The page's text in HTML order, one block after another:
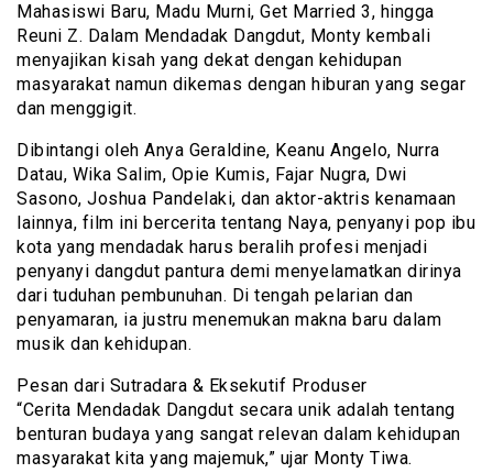
Mahasiswi Baru, Madu Murni, Get Married 3, hingga
Reuni Z. Dalam Mendadak Dangdut, Monty kembali
menyajikan kisah yang dekat dengan kehidupan
masyarakat namun dikemas dengan hiburan yang segar
dan menggigit.
Dibintangi oleh Anya Geraldine, Keanu Angelo, Nurra
Datau, Wika Salim, Opie Kumis, Fajar Nugra, Dwi
Sasono, Joshua Pandelaki, dan aktor-aktris kenamaan
lainnya, film ini bercerita tentang Naya, penyanyi pop ibu
kota yang mendadak harus beralih profesi menjadi
penyanyi dangdut pantura demi menyelamatkan dirinya
dari tuduhan pembunuhan. Di tengah pelarian dan
penyamaran, ia justru menemukan makna baru dalam
musik dan kehidupan.
Pesan dari Sutradara & Eksekutif Produser
“Cerita Mendadak Dangdut secara unik adalah tentang
benturan budaya yang sangat relevan dalam kehidupan
masyarakat kita yang majemuk,” ujar Monty Tiwa.